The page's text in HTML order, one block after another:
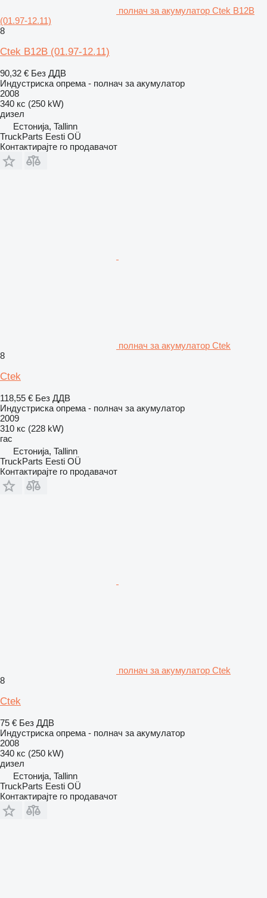
полнач за акумулатор Ctek B12B
(01.97-12.11)
8
Ctek B12B (01.97-12.11)
90,32 € Без ДДВ
Индустриска опрема - полнач за акумулатор
2008
340 кс (250 kW)
дизел
Естонија, Tallinn
TruckParts Eesti OÜ
Контактирајте го продавачот
полнач за акумулатор Ctek
8
Ctek
118,55 € Без ДДВ
Индустриска опрема - полнач за акумулатор
2009
310 кс (228 kW)
гас
Естонија, Tallinn
TruckParts Eesti OÜ
Контактирајте го продавачот
полнач за акумулатор Ctek
8
Ctek
75 € Без ДДВ
Индустриска опрема - полнач за акумулатор
2008
340 кс (250 kW)
дизел
Естонија, Tallinn
TruckParts Eesti OÜ
Контактирајте го продавачот